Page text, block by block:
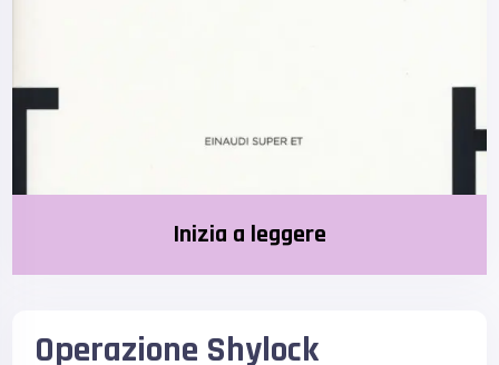
Inizia a leggere
Operazione Shylock